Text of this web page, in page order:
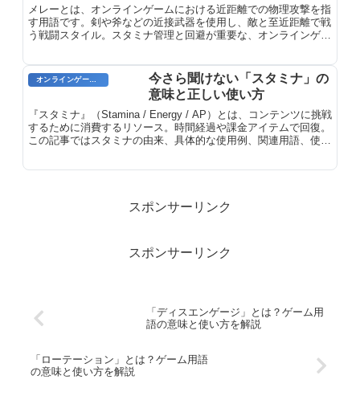
メレーとは、オンラインゲームにおける近距離での物理攻撃を指
す用語です。剣や斧などの近接武器を使用し、敵と至近距離で戦
う戦闘スタイル。スタミナ管理と回避が重要な、オンラインゲー
オンラインゲーム用語
今さら聞けない「スタミナ」の
意味と正しい使い方
『スタミナ』（Stamina / Energy / AP）とは、コンテンツに挑戦
するために消費するリソース。時間経過や課金アイテムで回復。
この記事ではスタミナの由来、具体的な使用例、関連用語、使い
スポンサーリンク
スポンサーリンク
「ディスエンゲージ」とは？ゲーム用
語の意味と使い方を解説
「ローテーション」とは？ゲーム用語
の意味と使い方を解説